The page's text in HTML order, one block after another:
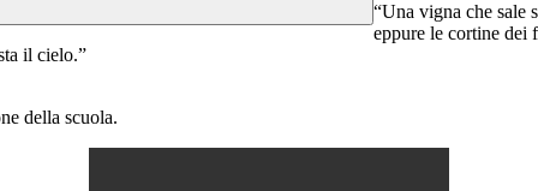
“Una vigna che sale
eppure le cortine dei
il cielo.”
della scuola.